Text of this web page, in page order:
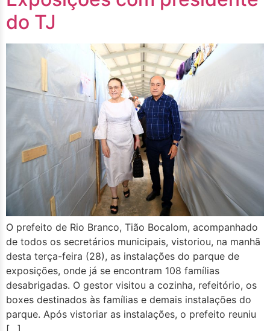
do TJ
O prefeito de Rio Branco, Tião Bocalom, acompanhado
de todos os secretários municipais, vistoriou, na manhã
desta terça-feira (28), as instalações do parque de
exposições, onde já se encontram 108 famílias
desabrigadas. O gestor visitou a cozinha, refeitório, os
boxes destinados às famílias e demais instalações do
parque. Após vistoriar as instalações, o prefeito reuniu
[…]